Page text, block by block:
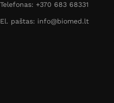
Telefonas: +370 683 68331
El. paštas: info@biomed.lt